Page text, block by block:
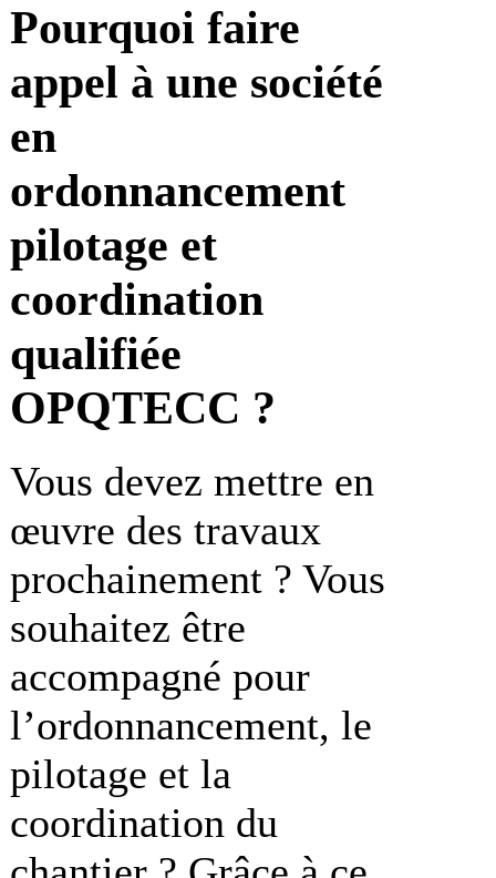
Pourquoi faire
appel à une société
en
ordonnancement
pilotage et
coordination
qualifiée
OPQTECC ?
Vous devez mettre en
œuvre des travaux
prochainement ? Vous
souhaitez être
accompagné pour
l’ordonnancement, le
pilotage et la
coordination du